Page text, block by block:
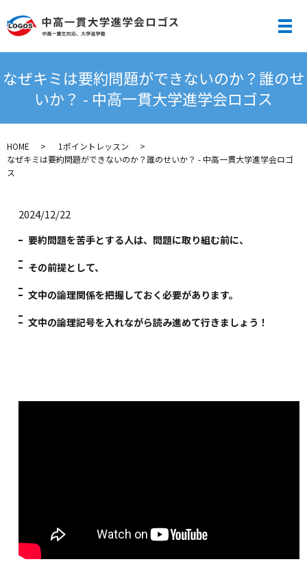
メ
なぜキミは要約問題ができないのか？誰のせ
いか？ - 中高一貫大学進学会ロゴス
HOME
1ポイントレッスン
なぜキミは要約問題ができないのか？誰のせいか？ - 中高一貫大学進学会ロゴ
ス
2024/12/22
要約問題を苦手とする人は、問題に取り組む前に、
その前提として、
文中の論理関係を把握しておく必要があります。
文中の論理記号を入れながら読み進めて行きましょう！